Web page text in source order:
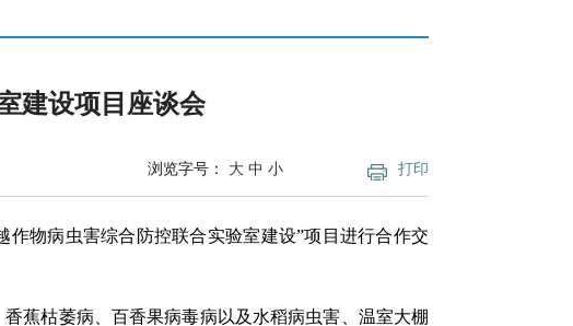
建设项目座谈会
打印
浏览字号： 大 中 小
物病虫害综合防控联合实验室建设”项目进行合作交
蕉枯萎病、百香果病毒病以及水稻病虫害、温室大棚